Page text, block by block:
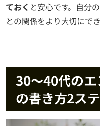
ておく と安心です。自分
との関係をより大切にでき
30〜40代のエ
の書き方2ス